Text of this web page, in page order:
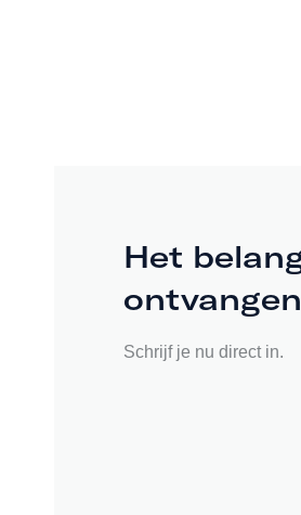
Het
Schrijf je nu direct in.